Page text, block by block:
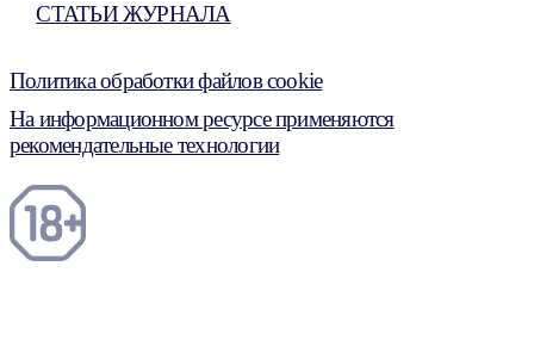
СТАТЬИ ЖУРНАЛА
Политика обработки файлов cookie
На информационном ресурсе применяются
рекомендательные технологии